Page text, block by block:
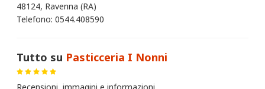
48124, Ravenna (RA)
Telefono: 0544.408590
Tutto su Pasticceria I Nonni